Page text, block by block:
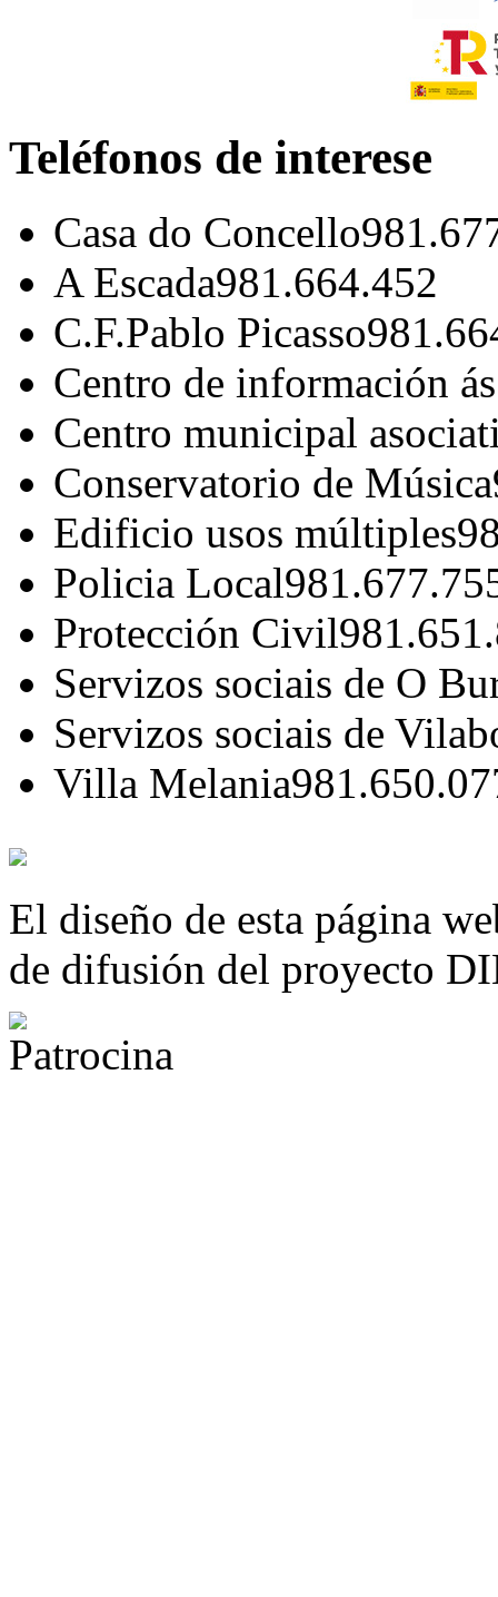
Teléfonos de interese
Casa do Concello
A Escada981.664.452
C.F.Pablo Picasso
Centro de información
Centro municipal
Conservatorio de Música
Edificio usos múltiples
Policia Local
Protección Civil
Servizos sociais de O
Servizos sociais de
Villa Melania
El diseño de esta página
de difusión del proyecto